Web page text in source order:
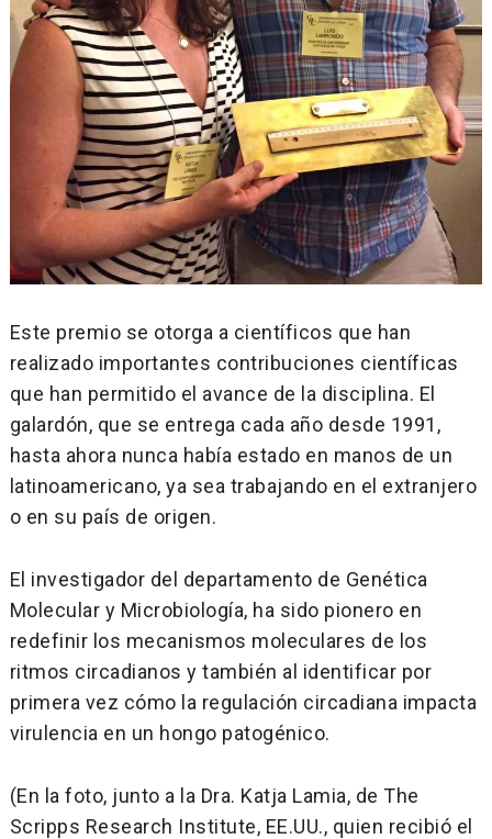
Este premio se otorga a científicos que han
realizado importantes contribuciones científicas
que han permitido el avance de la disciplina. El
galardón, que se entrega cada año desde 1991,
hasta ahora nunca había estado en manos de un
latinoamericano, ya sea trabajando en el extranjero
o en su país de origen.
El investigador del departamento de Genética
Molecular y Microbiología, ha sido pionero en
redefinir los mecanismos moleculares de los
ritmos circadianos y también al identificar por
primera vez cómo la regulación circadiana impacta
virulencia en un hongo patogénico.
(En la foto, junto a la Dra. Katja Lamia, de The
Scripps Research Institute, EE.UU., quien recibió el